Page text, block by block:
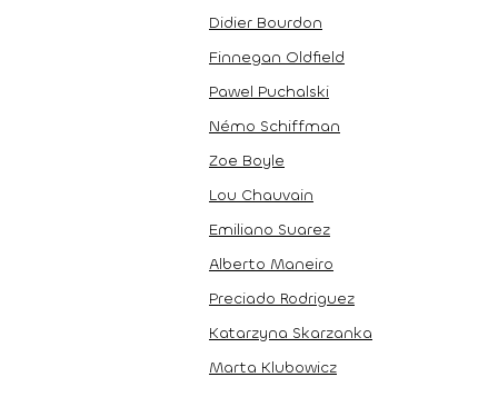
Didier Bourdon
Finnegan Oldfield
Pawel Puchalski
Némo Schiffman
Zoe Boyle
Lou Chauvain
Emiliano Suarez
Alberto Maneiro
Preciado Rodriguez
Katarzyna Skarzanka
Marta Klubowicz